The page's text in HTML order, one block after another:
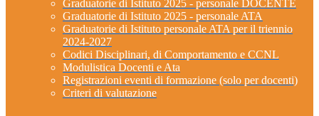
Graduatorie di Istituto 2025 - personale DOCENTE
Graduatorie di Istituto 2025 - personale ATA
Graduatorie di Istituto personale ATA per il triennio
2024-2027
Codici Disciplinari, di Comportamento e CCNL
Modulistica Docenti e Ata
Registrazioni eventi di formazione (solo per docenti)
Criteri di valutazione